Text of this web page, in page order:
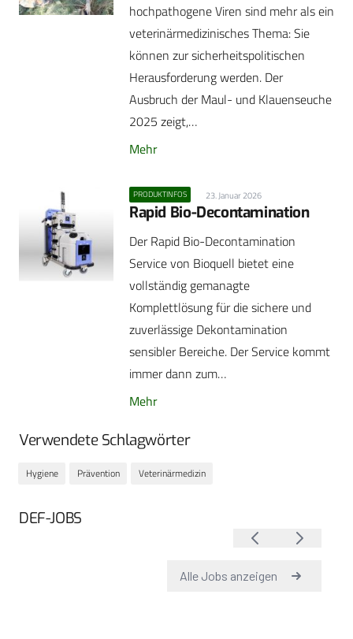
hochpathogene Viren sind mehr als ein
veterinärmedizinisches Thema: Sie
können zur sicherheitspolitischen
Herausforderung werden. Der
Ausbruch der Maul- und Klauenseuche
2025 zeigt,…
Mehr
PRODUKTINFOS 23. Januar 2026
Rapid Bio-Decontamination
Der Rapid Bio-Decontamination
Service von Bioquell bietet eine
vollständig gemanagte
Komplettlösung für die sichere und
zuverlässige Dekontamination
sensibler Bereiche. Der Service kommt
immer dann zum…
Mehr
Verwendete Schlagwörter
Hygiene Prävention Veterinärmedizin
DEF-JOBS